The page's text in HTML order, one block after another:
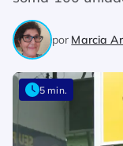
por Marcia
5 min.